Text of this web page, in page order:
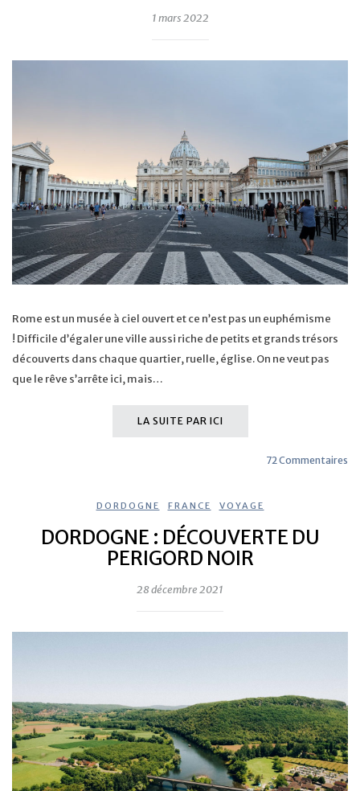
1 mars 2022
Rome est un musée à ciel ouvert et ce n’est pas un euphémisme
! Difficile d’égaler une ville aussi riche de petits et grands trésors
découverts dans chaque quartier, ruelle, église. On ne veut pas
que le rêve s’arrête ici, mais…
LA SUITE PAR ICI
72 Commentaires
DORDOGNE FRANCE VOYAGE
DORDOGNE : DÉCOUVERTE DU
PERIGORD NOIR
28 décembre 2021